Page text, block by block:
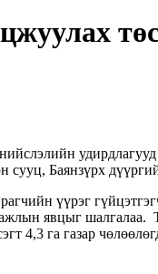
Баянзүрх
үүрэг
явцыг
4,3 га газар